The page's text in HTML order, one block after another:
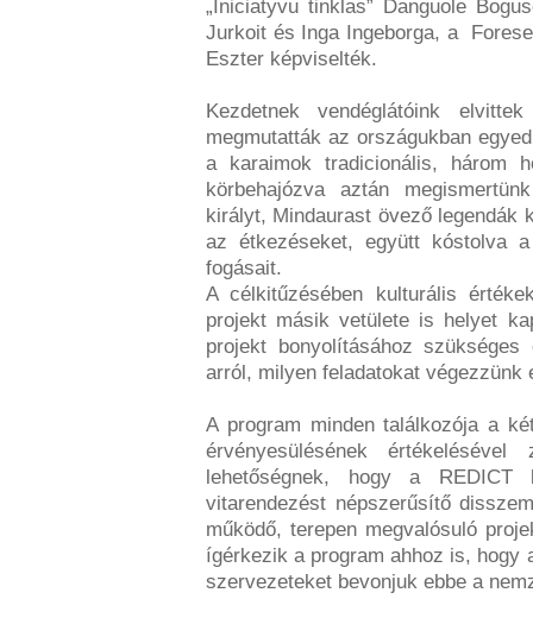
„Iniciatyvu tinklas” Danguole
Jurkoit és Inga Ingeborga, a
Eszter képviselték.
Kezdetnek vendéglátóink
megmutatták az országukban
a karaimok tradicionális, három
körbehajózva aztán
királyt, Mindaurast övező legendák
az étkezéseket, együtt kóstolva
fogásait.
A célkitűzésében kulturális
projekt másik vetülete is helyet
projekt bonyolításához
arról, milyen feladatokat végezzünk
A program minden találkozója a
érvényesülésének
lehetőségnek, hogy a REDICT
vitarendezést népszerűsítő
működő, terepen megvalósuló
ígérkezik a program ahhoz is, hogy
szervezeteket bevonjuk ebbe a